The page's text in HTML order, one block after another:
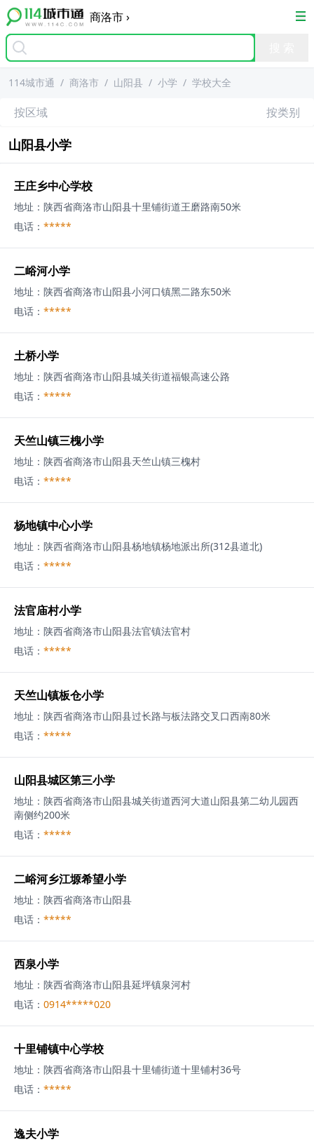
商洛市›
114城市通 / 商洛市 / 山阳县 / 小学 / 学校大全
按区域 按类别
山阳县小学
王庄乡中心学校
地址： 陕西省商洛市山阳县十里铺街道王磨路南50米
电话： *****
二峪河小学
地址： 陕西省商洛市山阳县小河口镇黑二路东50米
电话： *****
土桥小学
地址： 陕西省商洛市山阳县城关街道福银高速公路
电话： *****
天竺山镇三槐小学
地址： 陕西省商洛市山阳县天竺山镇三槐村
电话： *****
杨地镇中心小学
地址： 陕西省商洛市山阳县杨地镇杨地派出所(312县道北)
电话： *****
法官庙村小学
地址： 陕西省商洛市山阳县法官镇法官村
电话： *****
天竺山镇板仓小学
地址： 陕西省商洛市山阳县过长路与板法路交叉口西南80米
电话： *****
山阳县城区第三小学
地址： 陕西省商洛市山阳县城关街道西河大道山阳县第二幼儿园西
南侧约200米
电话： *****
二峪河乡江塬希望小学
地址： 陕西省商洛市山阳县
电话： *****
西泉小学
地址： 陕西省商洛市山阳县延坪镇泉河村
电话： 0914*****020
十里铺镇中心学校
地址： 陕西省商洛市山阳县十里铺街道十里铺村36号
电话： *****
逸夫小学